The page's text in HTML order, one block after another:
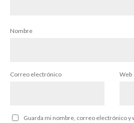
Nombre
Correo electrónico Web
Guarda mi nombre, correo electrónico y